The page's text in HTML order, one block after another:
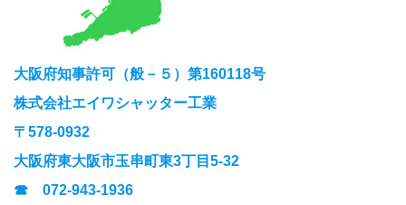
大阪府知事許可（般－５）第160118号
株式会社エイワシャッター工業
〒578-0932
大阪府東大阪市玉串町東3丁目5-32
☎ 072-943-1936